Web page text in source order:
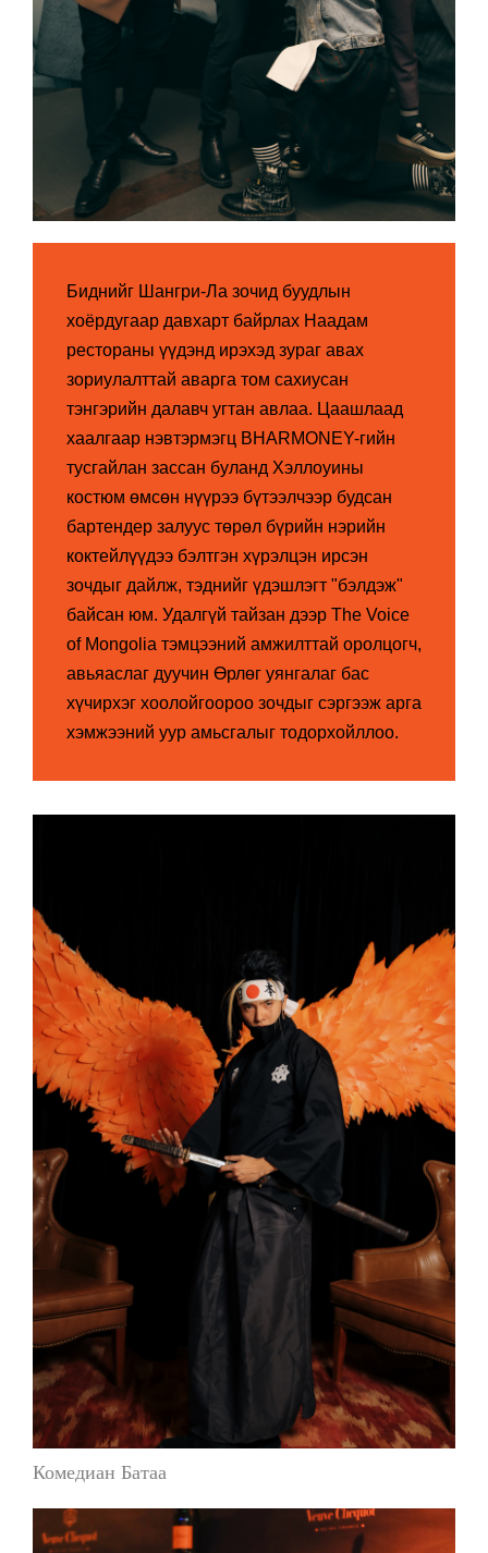
Биднийг Шангри-Ла зочид буудлын
хоёрдугаар давхарт байрлах Наадам
рестораны үүдэнд ирэхэд зураг авах
зориулалттай аварга том сахиусан
тэнгэрийн далавч угтан авлаа. Цаашлаад
хаалгаар нэвтэрмэгц BHARMONEY-гийн
тусгайлан зассан буланд Хэллоуины
костюм өмсөн нүүрээ бүтээлчээр будсан
бартендер залуус төрөл бүрийн нэрийн
коктейлүүдээ бэлтгэн хүрэлцэн ирсэн
зочдыг дайлж, тэднийг үдэшлэгт "бэлдэж"
байсан юм. Удалгүй тайзан дээр The Voice
of Mongolia тэмцээний амжилттай оролцогч,
авьяаслаг дуучин Өрлөг уянгалаг бас
хүчирхэг хоолойгоороо зочдыг сэргээж арга
хэмжээний уур амьсгалыг тодорхойллоо.
Комедиан Батаа